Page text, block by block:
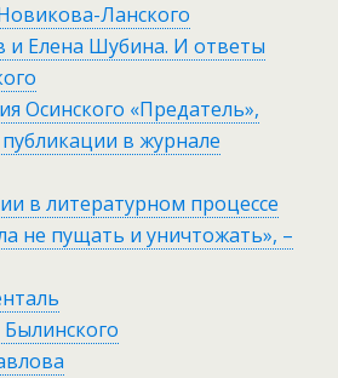
Ланского
и Елена Шубина. И ответы
Осинского «Предатель»,
в журнале
в литературном процессе
не пущать и уничтожать», –